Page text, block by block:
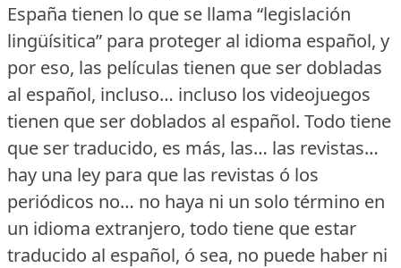
España tienen lo que se llama “legislación
lingüísitica” para proteger al idioma español, y
por eso, las películas tienen que ser dobladas
al español, incluso… incluso los videojuegos
tienen que ser doblados al español. Todo tiene
que ser traducido, es más, las… las revistas…
hay una ley para que las revistas ó los
periódicos no… no haya ni un solo término en
un idioma extranjero, todo tiene que estar
traducido al español, ó sea, no puede haber ni